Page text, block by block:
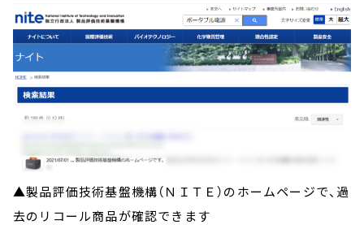
▲製品評価技術基盤機構（ＮＩＴＥ）のホームページで、過
去のリコール商品が確認できます